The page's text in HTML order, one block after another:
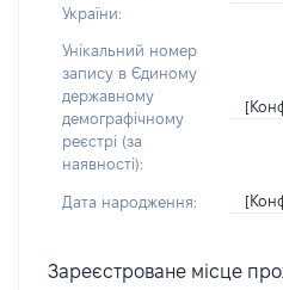
України:
Унікальний номер
запису в Єдиному
державному
демографічному
реєстрі (за
наявності):
Дата народження:
Зареєстроване місце